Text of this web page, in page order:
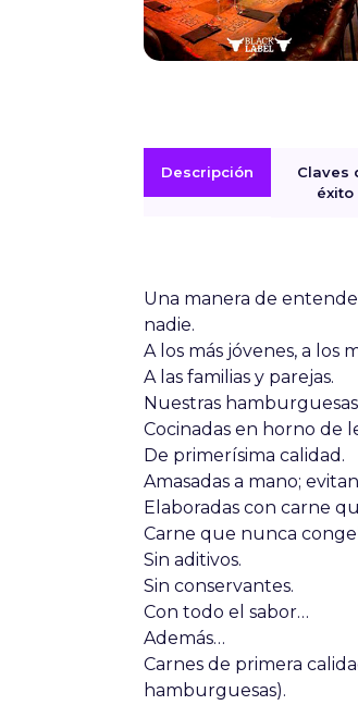
Descripción
Claves
éxito
Una manera de
nadie.
A los más jóvenes, a los
A las familias y parejas.
Nuestras
Cocinadas en horno de
De primerísima calidad.
Amasadas a mano;
Elaboradas con carne
Carne que nunca
Sin aditivos.
Sin conservantes.
Con todo el sabor…
Además…
Carnes de primera
hamburguesas).